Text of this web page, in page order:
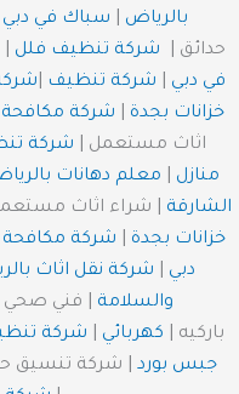
بالرياض
سباك في دبي
حدائق | شركة تنظيف فلل
في دبي
شركة تنظيف
خزانات بجدة
شركة
اثاث مستعمل | شركة
منازل
معلم دهانات
الشارقة | شراء اثاث
خزانات بجدة
شركة
دبي
شركة نقل اثاث
والسلامة | فني صحي
باركيه | كهربائي شركة
جبس بورد | شركة تنسيق